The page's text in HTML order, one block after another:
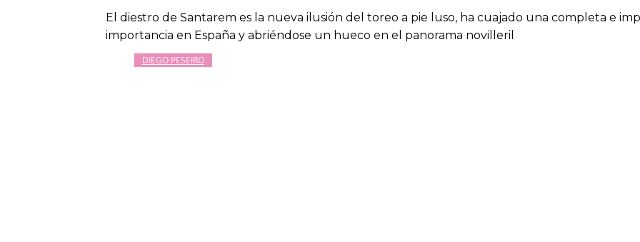
El diestro de Santarem es la nueva ilusión del toreo a pie luso, ha cuajado una completa e
importancia en España y abriéndose un hueco en el panorama novilleril
DIEGO PESEIRO